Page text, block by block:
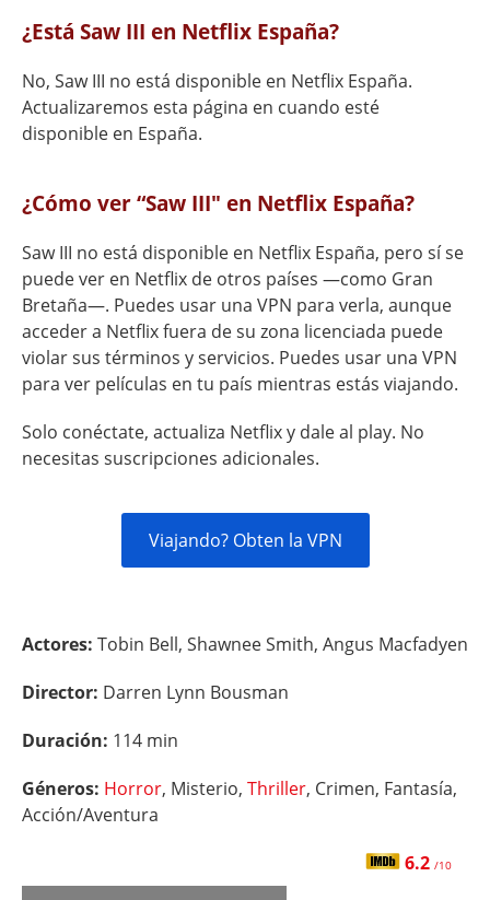
¿Está Saw III en Netflix España?
No, Saw III no está disponible en Netflix España.
Actualizaremos esta página en cuando esté
disponible en España.
¿Cómo ver “Saw III" en Netflix España?
Saw III no está disponible en Netflix España, pero sí se
puede ver en Netflix de otros países —como Gran
Bretaña—. Puedes usar una VPN para verla, aunque
acceder a Netflix fuera de su zona licenciada puede
violar sus términos y servicios. Puedes usar una VPN
para ver películas en tu país mientras estás viajando.
Solo conéctate, actualiza Netflix y dale al play. No
necesitas suscripciones adicionales.
Viajando? Obten la VPN
Actores: Tobin Bell, Shawnee Smith, Angus Macfadyen
Director: Darren Lynn Bousman
Duración: 114 min
Géneros: Horror, Misterio, Thriller, Crimen, Fantasía,
Acción/Aventura
6.2 /10